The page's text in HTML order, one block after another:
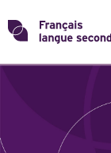
Skip
toTransformons
THÈMES